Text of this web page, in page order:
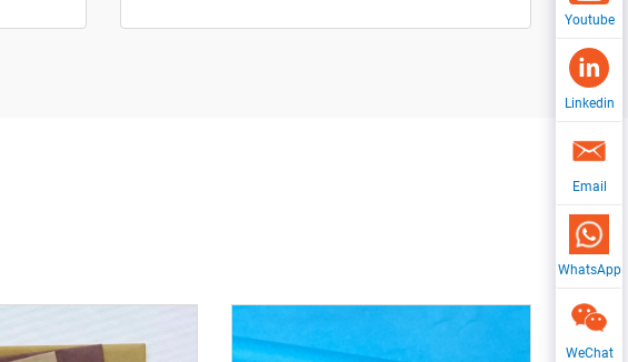
Youtube
Linkedin
Email
WhatsApp
WeChat